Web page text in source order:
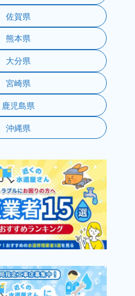
佐賀県
熊本県
大分県
宮崎県
鹿児島県
沖縄県